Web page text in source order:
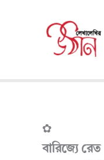
✿
বারিজ্যে রেত